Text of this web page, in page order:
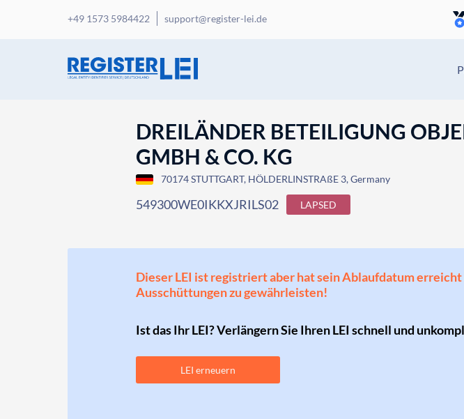
+49 1573 5984422 support@register-lei.de
DREILÄNDER BETEILIGUNG
GMBH & CO. KG
70174 STUTTGART, HÖLDERLINSTRAßE 3, Germany
549300WE0IKKXJRILS02 LAPSED
Dieser LEI ist registriert aber hat sein Ablaufdatum
Ausschüttungen zu gewährleisten!
Ist das Ihr LEI? Verlängern Sie Ihren LEI schnell und
LEI erneuern